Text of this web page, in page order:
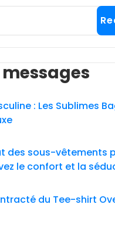
: Les Sublimes
des sous-vêtements
le confort et la
du Tee-shirt